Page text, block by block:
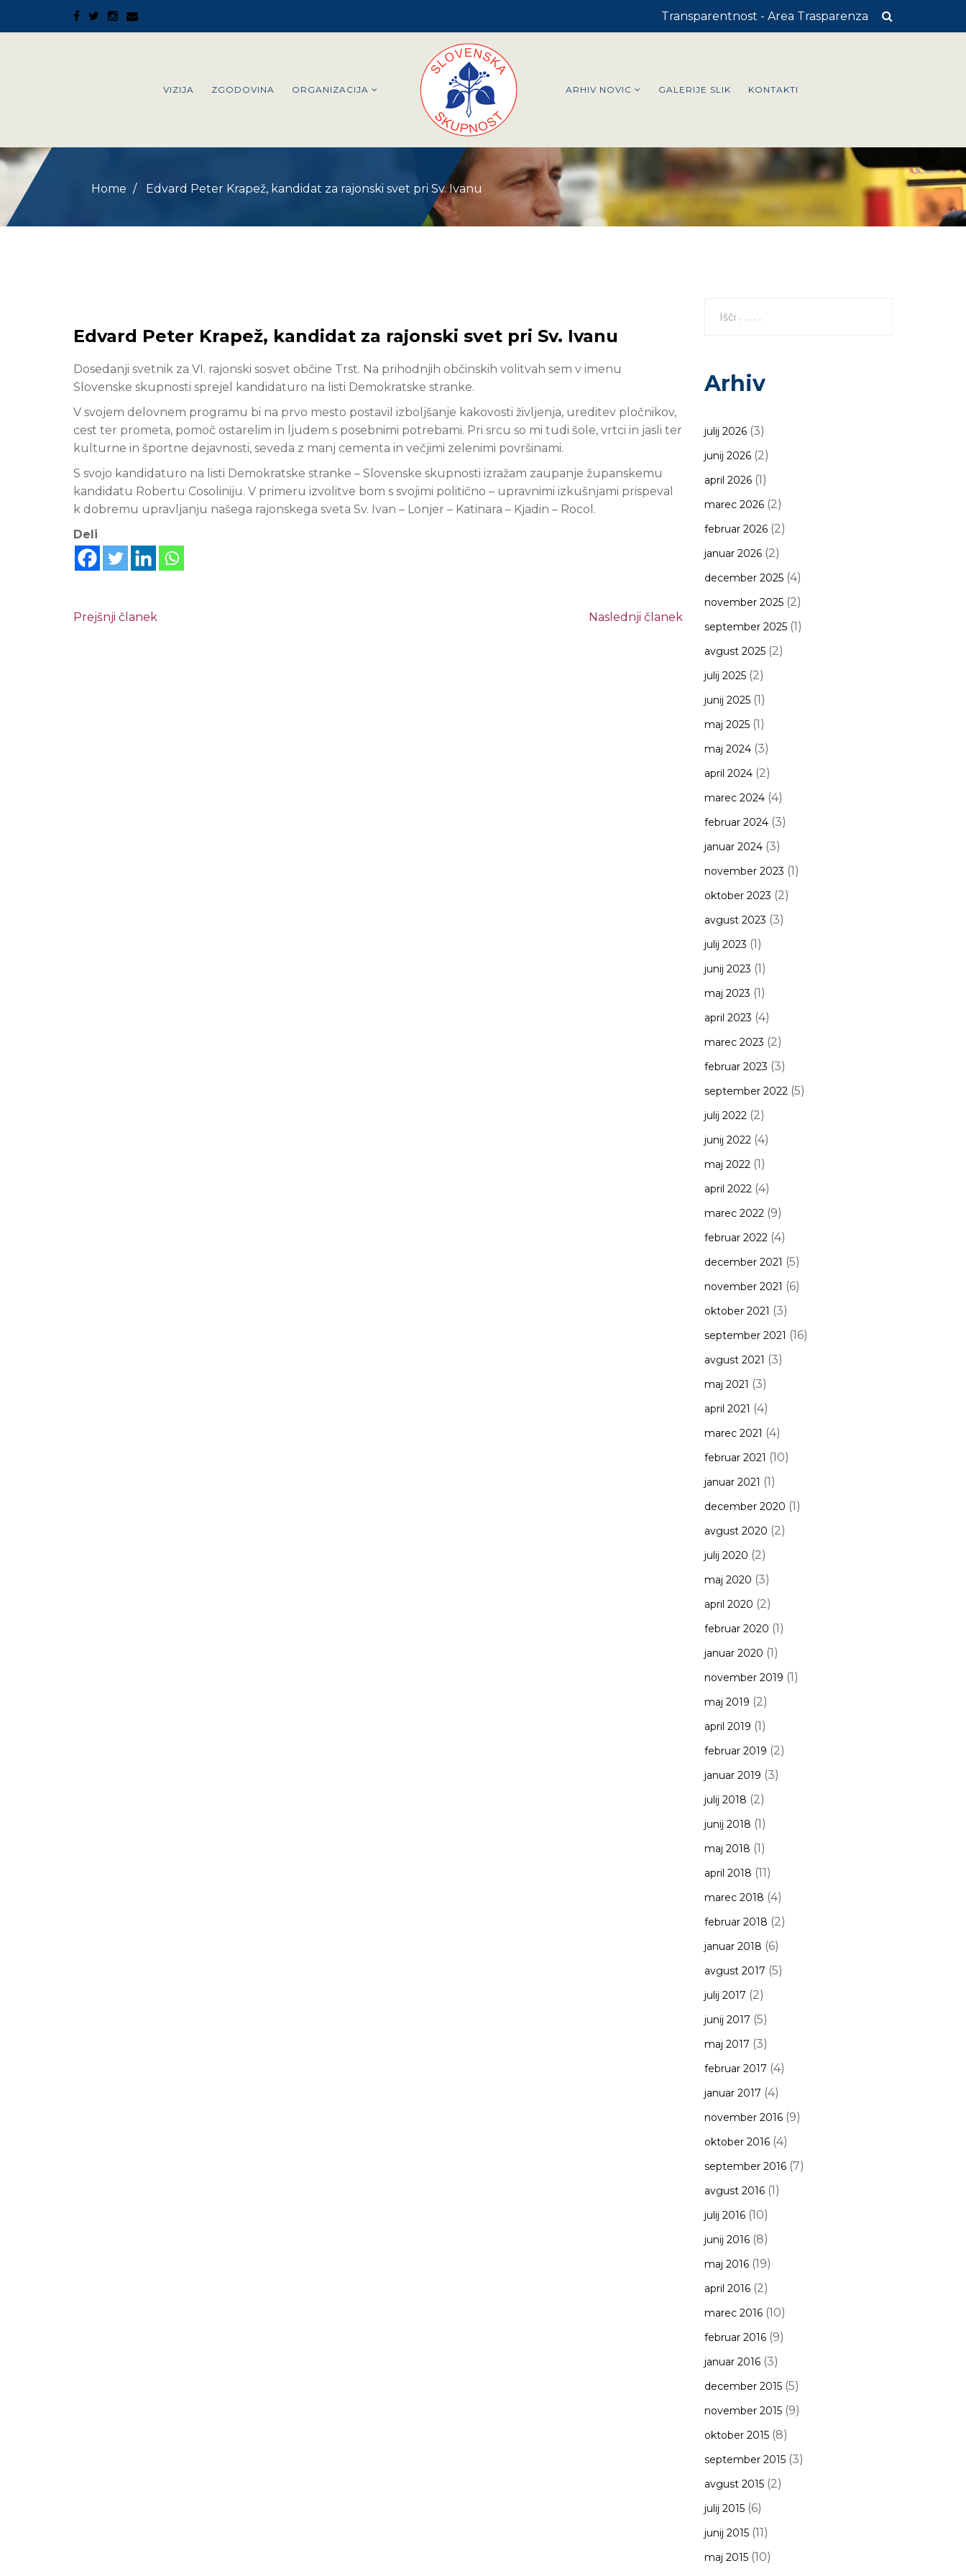
Transparentnost - Area Trasparenza
VIZIJA ZGODOVINA ORGANIZACIJA ARHIV NOVIC GALERIJE SLIK KONTAKTI
Home Edvard Peter Krapež, kandidat za rajonski svet pri Sv. Ivanu
Edvard Peter Krapež, kandidat za rajonski svet pri Sv. Ivanu
Dosedanji svetnik za VI. rajonski sosvet občine Trst. Na prihodnjih občinskih volitvah sem v imenu
Slovenske skupnosti sprejel kandidaturo na listi Demokratske stranke.
V svojem delovnem programu bi na prvo mesto postavil izboljšanje kakovosti življenja, ureditev pločnikov,
cest ter prometa, pomoč ostarelim in ljudem s posebnimi potrebami. Pri srcu so mi tudi šole, vrtci in jasli ter
kulturne in športne dejavnosti, seveda z manj cementa in večjimi zelenimi površinami.
S svojo kandidaturo na listi Demokratske stranke – Slovenske skupnosti izražam zaupanje županskemu
kandidatu Robertu Cosoliniju. V primeru izvolitve bom s svojimi politično – upravnimi izkušnjami prispeval
k dobremu upravljanju našega rajonskega sveta Sv. Ivan – Lonjer – Katinara – Kjadin – Rocol.
Deli
Prejšnji članek Naslednji članek
Arhiv
julij 2026(3)
junij 2026(2)
april 2026(1)
marec 2026(2)
februar 2026(2)
januar 2026(2)
december 2025(4)
november 2025(2)
september 2025(1)
avgust 2025(2)
julij 2025(2)
junij 2025(1)
maj 2025(1)
maj 2024(3)
april 2024(2)
marec 2024(4)
februar 2024(3)
januar 2024(3)
november 2023 (1)
oktober 2023 (2)
avgust 2023 (3)
julij 2023 (1)
junij 2023 (1)
maj 2023 (1)
april 2023 (4)
marec 2023 (2)
februar 2023 (3)
september 2022(5)
julij 2022(2)
junij 2022(4)
maj 2022(1)
april 2022(4)
marec 2022(9)
februar 2022(4)
december 2021 (5)
november 2021 (6)
oktober 2021 (3)
september 2021 (16)
avgust 2021 (3)
maj 2021 (3)
april 2021 (4)
marec 2021 (4)
februar 2021 (10)
januar 2021 (1)
december 2020 (1)
avgust 2020 (2)
julij 2020 (2)
maj 2020 (3)
april 2020 (2)
februar 2020 (1)
januar 2020 (1)
november 2019 (1)
maj 2019 (2)
april 2019 (1)
februar 2019 (2)
januar 2019 (3)
julij 2018 (2)
junij 2018 (1)
maj 2018 (1)
april 2018 (11)
marec 2018 (4)
februar 2018 (2)
januar 2018 (6)
avgust 2017 (5)
julij 2017 (2)
junij 2017 (5)
maj 2017 (3)
februar 2017 (4)
januar 2017 (4)
november 2016(9)
oktober 2016(4)
september 2016(7)
avgust 2016(1)
julij 2016(10)
junij 2016(8)
maj 2016(19)
april 2016(2)
marec 2016(10)
februar 2016(9)
januar 2016(3)
december 2015(5)
november 2015(9)
oktober 2015(8)
september 2015(3)
avgust 2015(2)
julij 2015(6)
junij 2015(11)
maj 2015(10)